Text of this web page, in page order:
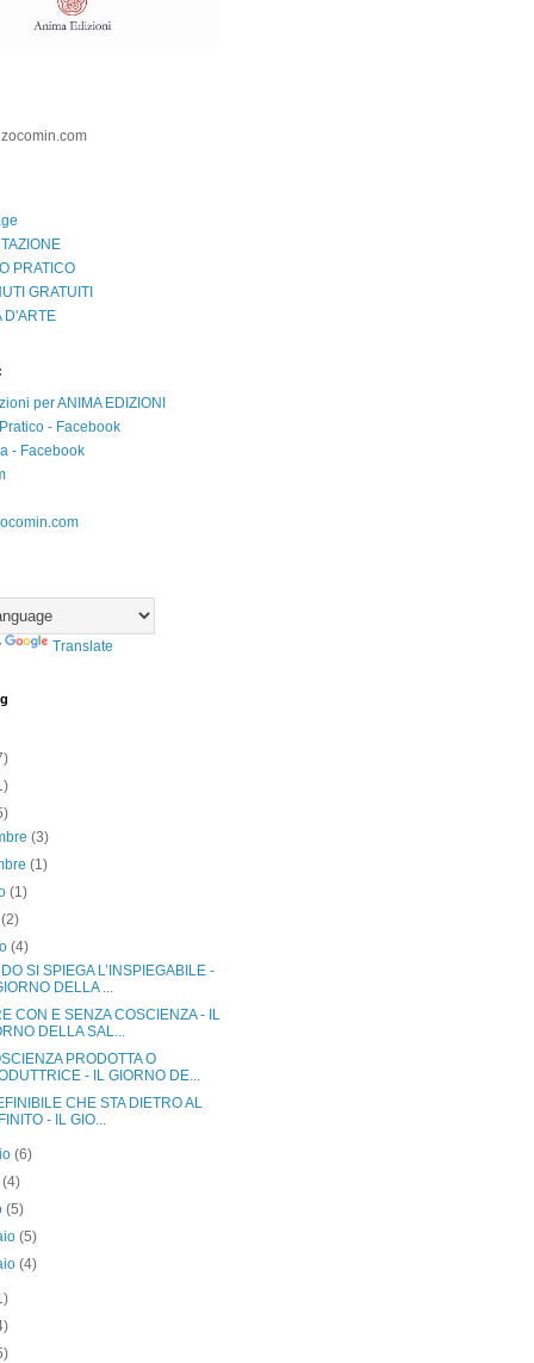
PRATICO
GRATUITI
D'ARTE
per ANIMA EDIZIONI
- Facebook
- Facebook
Translate
(3)
(1)
(1)
(2)
(4)
SI SPIEGA L’INSPIEGABILE -
DELLA ...
CON E SENZA COSCIENZA - IL
DELLA SAL...
PRODOTTA O
- IL GIORNO DE...
CHE STA DIETRO AL
- IL GIO...
(6)
(4)
(5)
(5)
(4)